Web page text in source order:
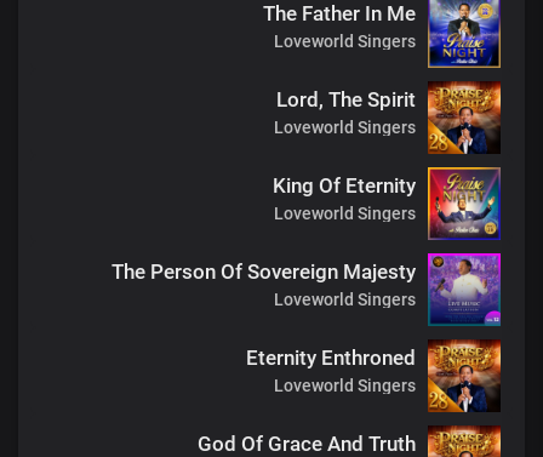
The Father In Me
Loveworld Singers
Lord, The Spirit
Loveworld Singers
King Of Eternity
Loveworld Singers
The Person Of Sovereign Majesty
Loveworld Singers
Eternity Enthroned
Loveworld Singers
God Of Grace And Truth